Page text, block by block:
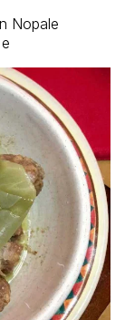
Nopale